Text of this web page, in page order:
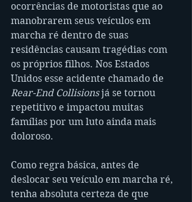
ocorrências de motoristas que ao
manobrarem seus veículos em
marcha ré dentro de suas
residências causam tragédias com
os próprios filhos. Nos Estados
Unidos esse acidente chamado de
Rear-End Collisions já se tornou
repetitivo e impactou muitas
famílias por um luto ainda mais
doloroso.
Como regra básica, antes de
deslocar seu veículo em marcha ré,
tenha absoluta certeza de que